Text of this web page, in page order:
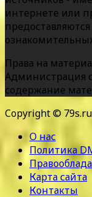
интернете или
Права на
Администрация
содержание
Copyright ©
О нас
Политика
Карта сайта
Контакты